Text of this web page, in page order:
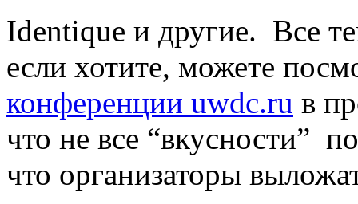
Identique и другие. Все
если хотите, можете
конференции uwdc.ru в
что не все “вкусности”
что организаторы